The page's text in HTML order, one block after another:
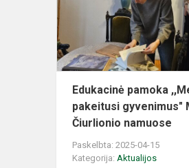
Edukacinė pamoka
pakeitusi gyvenimus"
Čiurlionio namuose
Paskelbta: 2025-04-15
Kategorija: Aktualijos